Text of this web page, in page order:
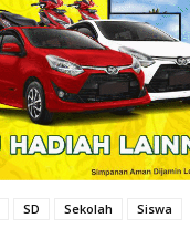
SD Sekolah Siswa